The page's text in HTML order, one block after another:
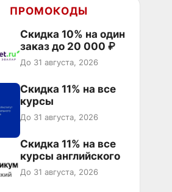
ПРОМОКОДЫ
Скидка 10% на один
заказ до 20 000 ₽
До 31 августа, 2026
Скидка 11% на все
курсы
До 31 августа, 2026
Скидка 11% на все
курсы английского
До 31 августа, 2026